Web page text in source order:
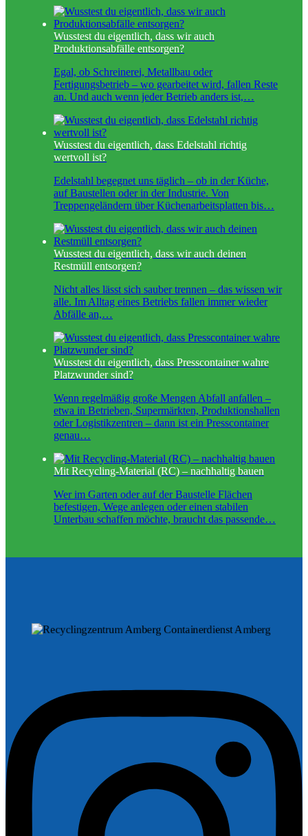
Wusstest du eigentlich, dass wir auch
Produktionsabfälle entsorgen?
Egal, ob Schreinerei, Metallbau oder
Fertigungsbetrieb – wo gearbeitet wird, fallen Reste
an. Und auch wenn jeder Betrieb anders ist,…
Wusstest du eigentlich, dass Edelstahl richtig
wertvoll ist?
Edelstahl begegnet uns täglich – ob in der Küche,
auf Baustellen oder in der Industrie. Von
Treppengeländern über Küchenarbeitsplatten bis…
Wusstest du eigentlich, dass wir auch deinen
Restmüll entsorgen?
Nicht alles lässt sich sauber trennen – das wissen wir
alle. Im Alltag eines Betriebs fallen immer wieder
Abfälle an,…
Wusstest du eigentlich, dass Presscontainer wahre
Platzwunder sind?
Wenn regelmäßig große Mengen Abfall anfallen –
etwa in Betrieben, Supermärkten, Produktionshallen
oder Logistikzentren – dann ist ein Presscontainer
genau…
Mit Recycling-Material (RC) – nachhaltig bauen
Wer im Garten oder auf der Baustelle Flächen
befestigen, Wege anlegen oder einen stabilen
Unterbau schaffen möchte, braucht das passende…